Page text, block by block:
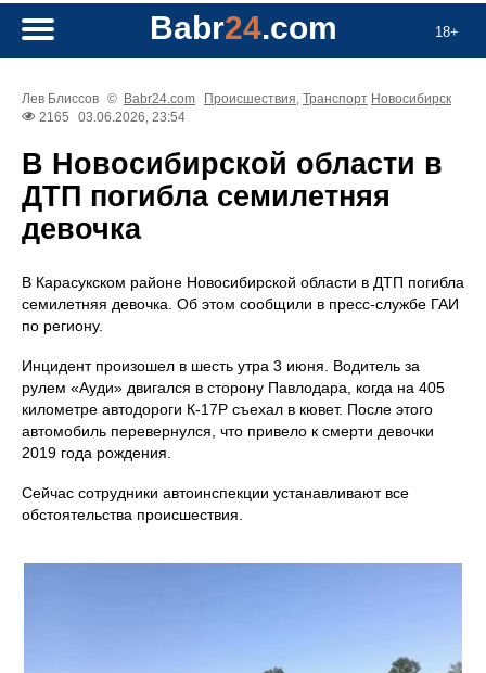
18+
Babr24.com
Лев Блиссов © Babr24.com Происшествия, Транспорт Новосибирск
2165
03.06.2026, 23:54
В Новосибирской области в
ДТП погибла семилетняя
девочка
В Карасукском районе Новосибирской области в ДТП погибла
семилетняя девочка. Об этом сообщили в пресс-службе ГАИ
по региону.
Инцидент произошел в шесть утра 3 июня. Водитель за
рулем «Ауди» двигался в сторону Павлодара, когда на 405
километре автодороги К-17Р съехал в кювет. После этого
автомобиль перевернулся, что привело к смерти девочки
2019 года рождения.
Сейчас сотрудники автоинспекции устанавливают все
обстоятельства происшествия.